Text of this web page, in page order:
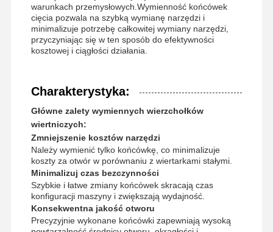
Strona
Główna
Produkty O Nas
Wycieczka
warunkach przemysłowych.Wymienność końcówek
cięcia pozwala na szybką wymianę narzędzi i
minimalizuje potrzebę całkowitej wymiany narzędzi,
przyczyniając się w ten sposób do efektywności
kosztowej i ciągłości działania.
Charakterystyka:
Główne zalety wymiennych wierzchołków
wiertniczych:
Zmniejszenie kosztów narzędzi
Należy wymienić tylko końcówkę, co minimalizuje
koszty za otwór w porównaniu z wiertarkami stałymi.
Minimalizuj czas bezczynności
Szybkie i łatwe zmiany końcówek skracają czas
konfiguracji maszyny i zwiększają wydajność.
Konsekwentna jakość otworu
Precyzyjnie wykonane końcówki zapewniają wysoką